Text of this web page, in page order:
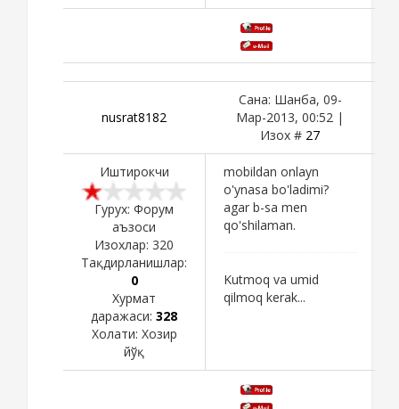
nusrat8182
Сана: Шанба, 09-
Мар-2013, 00:52 |
Изох # 27
Иштирокчи
Гурух: Форум
аъзоси
Изохлар: 320
Тақдирланишлар:
0
Хурмат
даражаси: 328
Холати: Хозир
йўқ
mobildan onlayn
o'ynasa bo'ladimi?
agar b-sa men
qo'shilaman.
Kutmoq va umid
qilmoq kerak...